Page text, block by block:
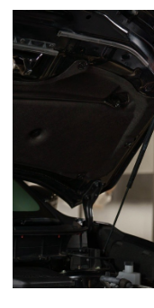
Ремонт и окрас
стекол, полировка
Записаться
Кузовной ремонт